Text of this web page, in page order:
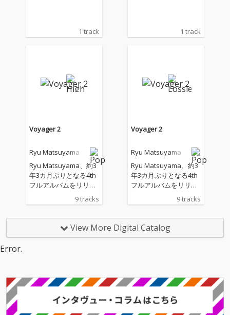
1 track 1 track
Voyager 2
Ryu Matsuyama
Ryu Matsuyama、約3
年3カ月ぶりとなる4th
フルアルバムをリリー
ス。本作にはodolの森
山公稀がほぼ全楽曲の
ックスエンジニアに葛
西敏彦、マスタリング
9 tracks
Voyager 2
Ryu Matsuyama
Ryu Matsuyama、約3
年3カ月ぶりとなる4th
フルアルバムをリリー
ス。本作にはodolの森
山公稀がほぼ全楽曲の
ックスエンジニアに葛
西敏彦、マスタリング
9 tracks
View More Digital Catalog
Error.